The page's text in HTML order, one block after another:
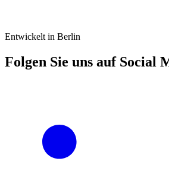
Entwickelt in Berlin
Folgen Sie uns auf Social